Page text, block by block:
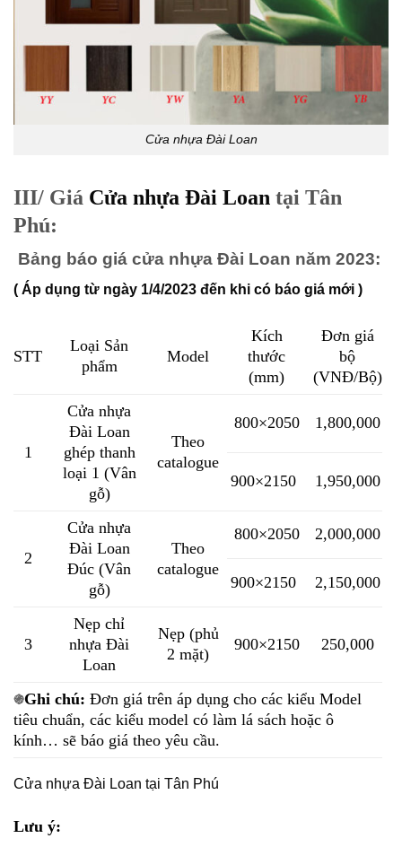
Cửa nhựa Đài Loan
III/ Giá Cửa nhựa Đài Loan tại Tân
Phú:
Bảng báo giá cửa nhựa Đài Loan năm 2023:
( Áp dụng từ ngày 1/4/2023 đến khi có báo giá mới )
STT
Loại Sản
phẩm
Model
Kích
thước
(mm)
Đơn giá
bộ
(VNĐ/Bộ)
1
Cửa nhựa
Đài Loan
ghép thanh
loại 1 (Vân
gỗ)
Theo
catalogue
800×2050 1,800,000
900×2150 1,950,000
2
Cửa nhựa
Đài Loan
Đúc (Vân
gỗ)
Theo
catalogue
800×2050 2,000,000
900×2150 2,150,000
3
Nẹp chỉ
nhựa Đài
Loan
Nẹp (phủ
2 mặt)
900×2150 250,000
֍Ghi chú: Đơn giá trên áp dụng cho các kiểu Model
tiêu chuẩn, các kiểu model có làm lá sách hoặc ô
kính… sẽ báo giá theo yêu cầu.
Cửa nhựa Đài Loan tại Tân Phú
Lưu ý: